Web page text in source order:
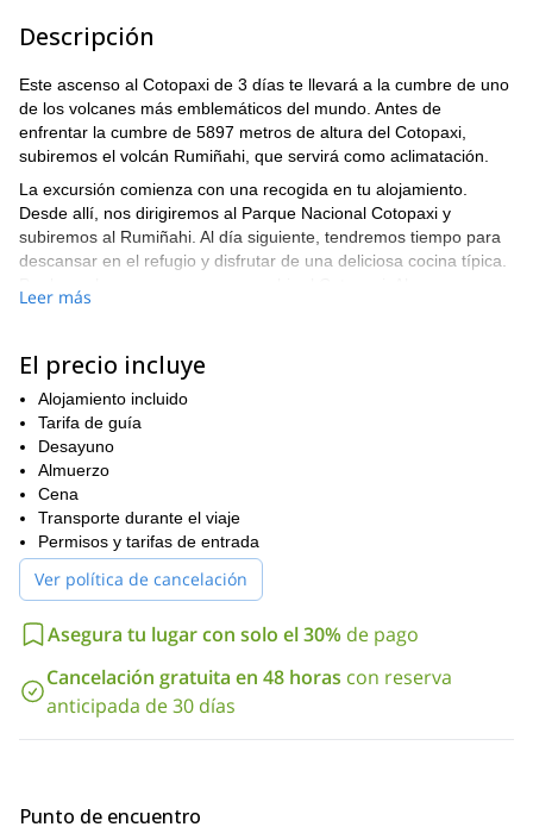
Descripción
Este ascenso al Cotopaxi de 3 días te llevará a la cumbre de uno
de los volcanes más emblemáticos del mundo. Antes de
enfrentar la cumbre de 5897 metros de altura del Cotopaxi,
subiremos el volcán Rumiñahi, que servirá como aclimatación.
La excursión comienza con una recogida en tu alojamiento.
Desde allí, nos dirigiremos al Parque Nacional Cotopaxi y
subiremos al Rumiñahi. Al día siguiente, tendremos tiempo para
descansar en el refugio y disfrutar de una deliciosa cocina típica.
la cumbre al día siguiente y luego tendremos tiempo para
Este programa está diseñado para escaladores de todos los
niveles. Sin embargo, ten en cuenta que necesitarás un
excelente nivel de condición física y un espíritu de aventura.
Si te gustaría escalar esta montaña emblemática en los Andes
ecuatorianos, ¡asegúrate de enviar tu solicitud! Espero con
ansias ser tu guía.
Leer más
El precio incluye
Alojamiento incluido
Tarifa de guía
Desayuno
Almuerzo
Cena
Transporte durante el viaje
Permisos y tarifas de entrada
Ver política de cancelación
Asegura tu lugar con solo el 30% de pago
Cancelación gratuita en 48 horas con reserva
anticipada de 30 días
Punto de encuentro